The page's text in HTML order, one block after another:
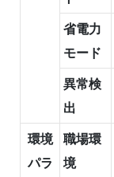
省電力
モード
異常検
出
環境
パラ
職場環
境